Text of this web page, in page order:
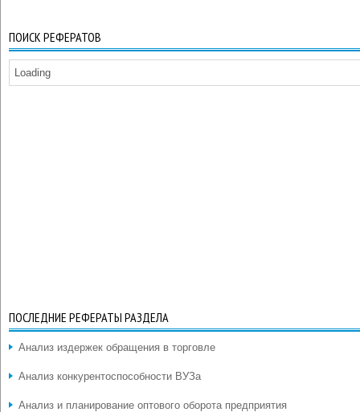
ПОИСК РЕФЕРАТОВ
Loading
ПОСЛЕДНИЕ РЕФЕРАТЫ РАЗДЕЛА
Анализ издержек обращения в торговле
Анализ конкурентоспособности ВУЗа
Анализ и планирование оптового оборота предприятия